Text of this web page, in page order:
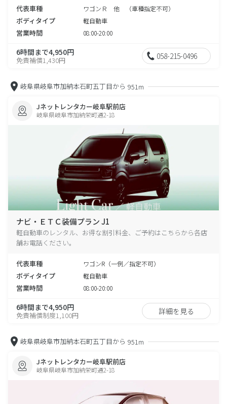
代表車種 ワゴンＲ 他 （車種指定不可）
ボディタイプ 軽自動車
営業時間 08:00-20:00
6時間まで4,950円
免責補償1,430円 058-215-0496
岐阜県岐阜市加納本石町五丁目から 951m
Jネットレンタカー岐阜駅前店
岐阜県岐阜市加納栄町通2-18
ナビ・ＥＴＣ装備プラン J1
軽自動車のレンタル、お得な割引料金、ご予約はこちらから各店
舗お電話ください。
代表車種 ワゴンR（一例／指定不可）
ボディタイプ 軽自動車
営業時間 08:00-20:00
6時間まで4,950円
免責補償制度1,100円 詳細を見る
岐阜県岐阜市加納本石町五丁目から 951m
Jネットレンタカー岐阜駅前店
岐阜県岐阜市加納栄町通2-18